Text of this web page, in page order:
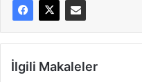
İlgili Makaleler